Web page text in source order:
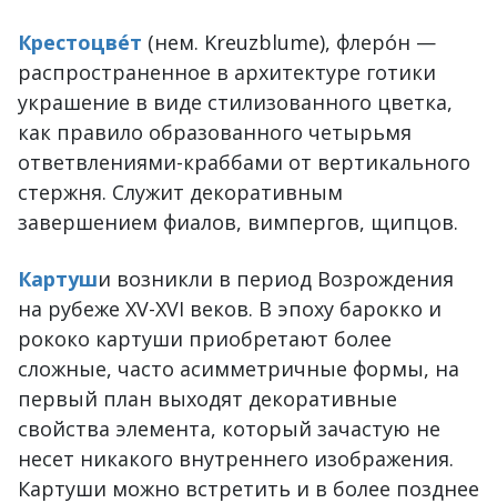
Крестоцве́т (нем. Kreuzblume), флеро́н —
распространенное в архитектуре готики
украшение в виде стилизованного цветка,
как правило образованного четырьмя
ответвлениями-краббами от вертикального
стержня. Служит декоративным
завершением фиалов, вимпергов, щипцов.
Картуши возникли в период Возрождения
на рубеже XV-XVI веков. В эпоху барокко и
рококо картуши приобретают более
сложные, часто асимметричные формы, на
первый план выходят декоративные
свойства элемента, который зачастую не
несет никакого внутреннего изображения.
Картуши можно встретить и в более позднее